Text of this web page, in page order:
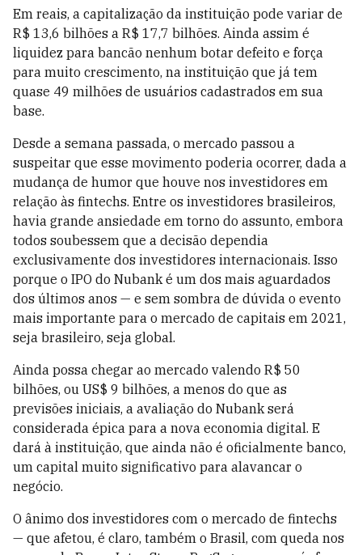
Em reais, a capitalização da instituição pode variar de
R$ 13,6 bilhões a R$ 17,7 bilhões. Ainda assim é
liquidez para bancão nenhum botar defeito e força
para muito crescimento, na instituição que já tem
quase 49 milhões de usuários cadastrados em sua
base.
Desde a semana passada, o mercado passou a
suspeitar que esse movimento poderia ocorrer, dada a
mudança de humor que houve nos investidores em
relação às fintechs. Entre os investidores brasileiros,
havia grande ansiedade em torno do assunto, embora
todos soubessem que a decisão dependia
exclusivamente dos investidores internacionais. Isso
porque o IPO do Nubank é um dos mais aguardados
dos últimos anos — e sem sombra de dúvida o evento
mais importante para o mercado de capitais em 2021,
seja brasileiro, seja global.
Ainda possa chegar ao mercado valendo R$ 50
bilhões, ou US$ 9 bilhões, a menos do que as
previsões iniciais, a avaliação do Nubank será
considerada épica para a nova economia digital. E
dará à instituição, que ainda não é oficialmente banco,
um capital muito significativo para alavancar o
negócio.
O ânimo dos investidores com o mercado de fintechs
— que afetou, é claro, também o Brasil, com queda nos